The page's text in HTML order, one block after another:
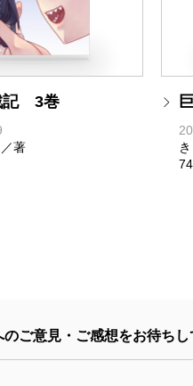
記 3巻
著
のご意見・ご感想をお待ち